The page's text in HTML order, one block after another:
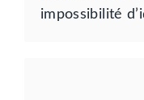
impossibilité